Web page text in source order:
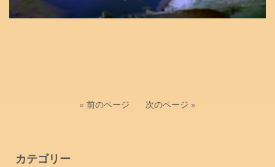
« 前のページ 次のページ »
カテゴリー